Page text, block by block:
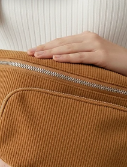
Toujours activé